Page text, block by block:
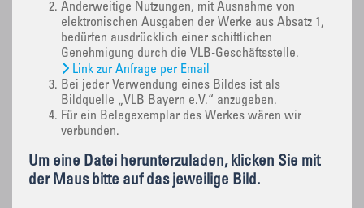
Anderweitige Nutzungen, mit Ausnahme von
elektronischen Ausgaben der Werke aus Absatz 1,
bedürfen ausdrücklich einer schiftlichen
Genehmigung durch die VLB-Geschäftsstelle.
Link zur Anfrage per Email
Bei jeder Verwendung eines Bildes ist als
Bildquelle „VLB Bayern e.V.“ anzugeben.
Für ein Belegexemplar des Werkes wären wir
verbunden.
Um eine Datei herunterzuladen, klicken Sie mit
der Maus bitte auf das jeweilige Bild.